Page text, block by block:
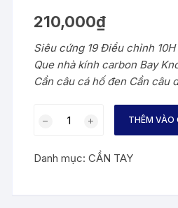
210,000₫
Siêu cứng 19 Điều chỉnh
Que nhà kính carbon Bay
Cần câu cá hố đen Cần câu
số
THÊM VÀO
Danh mục:CẦN TAY